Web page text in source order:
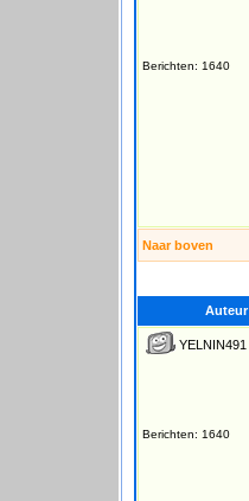
Berichten: 1640
Naar boven
Auteur
YELNIN491
Berichten: 1640